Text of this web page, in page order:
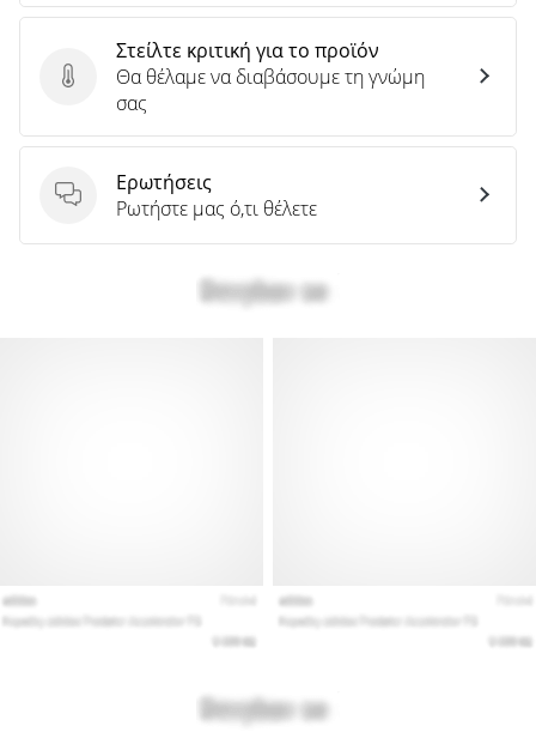
Στείλτε κριτική για το προϊόν
Στείλτε κριτική για το προϊόν
Θα θέλαμε να διαβάσουμε τη γνώμη
σας
Ερωτήσεις
Ερωτήσεις
Ρωτήστε μας ό,τι θέλετε